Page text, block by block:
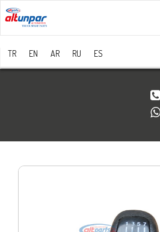
TR EN AR RU ES